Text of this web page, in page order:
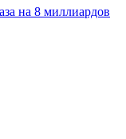
на 8 миллиардов